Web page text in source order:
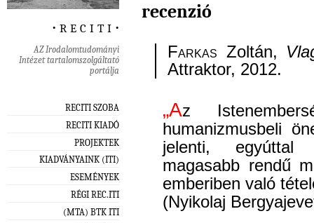
‧ r e c i t i ‧
AZ Irodalomtudományi
Intézet tartalomszolgáltató
portálja
RECITI SZOBA
RECITI KIADÓ
PROJEKTEK
KIADVÁNYAINK (ITI)
ESEMÉNYEK
RÉGI REC.ITI
(MTA) BTK ITI
recenzió
Farkas Zoltán,
Attraktor, 2012.
„Az
humanizmusbeli
jelenti, egyúttal
magasabb rendű
emberiben való
(Nyikolaj